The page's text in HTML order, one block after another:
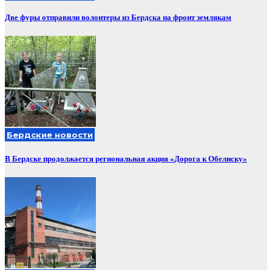
Две фуры отправили волонтеры из Бердска на фронт землякам
Бердские новости
В Бердске продолжается региональная акция «Дорога к Обелиску»